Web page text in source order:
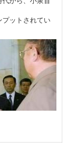
ットされてい